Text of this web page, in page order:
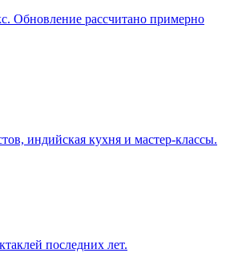
Обновление рассчитано примерно
индийская кухня и мастер-классы.
последних лет.